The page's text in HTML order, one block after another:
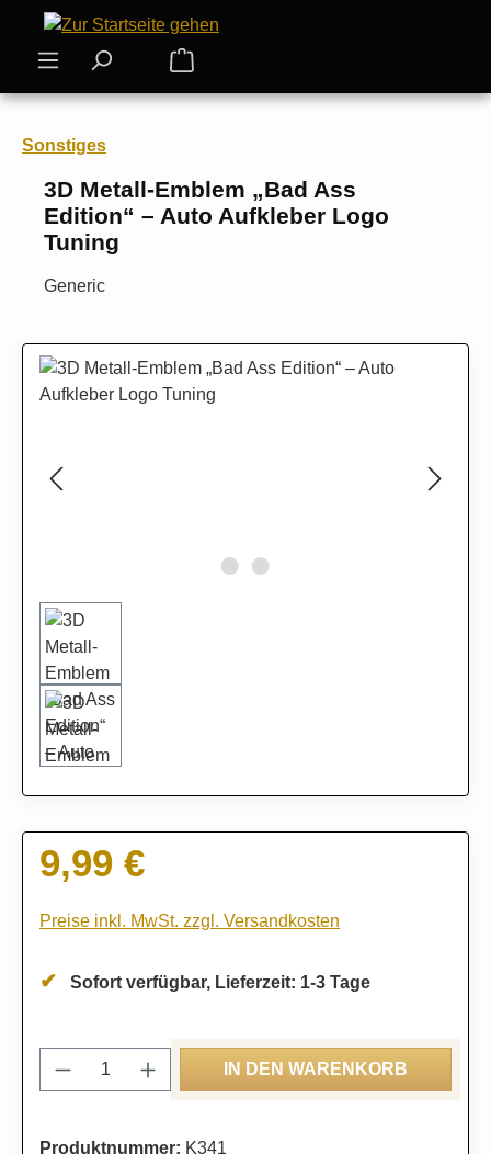
Zum Hauptinhalt springen
Warenkorb enthält 0 Positionen.
Sonstiges
3D Metall-Emblem „Bad Ass
Edition“ – Auto Aufkleber Logo
Tuning
Generic
Bildergalerie überspringen
Regulärer Preis:
9,99 €
Preise inkl. MwSt. zzgl. Versandkosten
Sofort verfügbar, Lieferzeit: 1-3 Tage
Produkt Anzahl: Gib den gewünschten
IN DEN WARENKORB
Produktnummer: K341